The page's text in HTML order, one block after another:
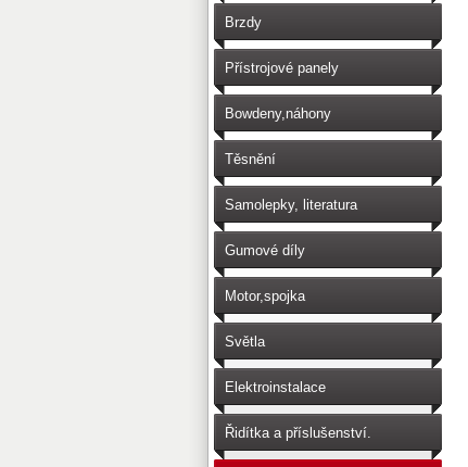
Brzdy
Přístrojové panely
Bowdeny,náhony
Těsnění
Samolepky, literatura
Gumové díly
Motor,spojka
Světla
Elektroinstalace
Řidítka a příslušenství.